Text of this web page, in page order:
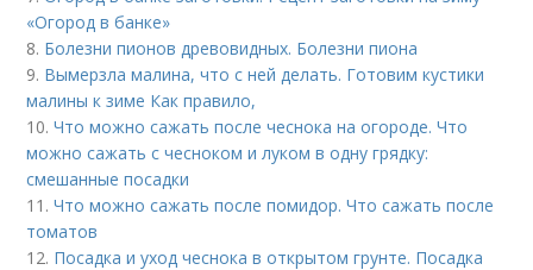
«Огород в банке»
8. Болезни пионов древовидных. Болезни пиона
9. Вымерзла малина, что с ней делать. Готовим кустики
малины к зиме Как правило,
10.Что можно сажать после чеснока на огороде. Что
можно сажать с чесноком и луком в одну грядку:
смешанные посадки
11.Что можно сажать после помидор. Что сажать после
томатов
12. Посадка и уход чеснока в открытом грунте. Посадка